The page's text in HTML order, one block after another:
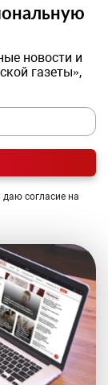
новости и
газеты»,
даю согласие на